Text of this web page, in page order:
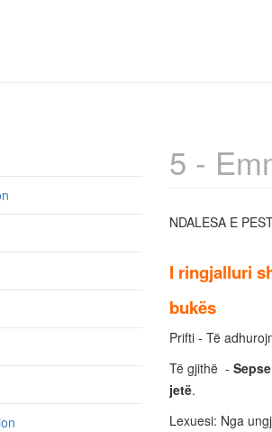
5 -
NDALESA E
I ringjalluri
bukës
Prifti - Të
Të gjithë -
jetë.
Lexuesi: Nga